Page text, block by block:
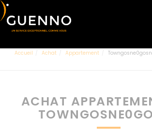
Accueil Achat Appartement
ACHAT